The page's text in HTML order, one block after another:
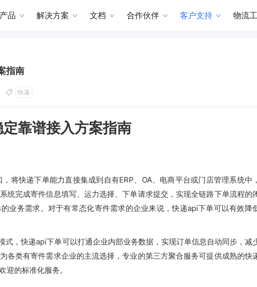
产品 解决方案 文档 合作伙伴 客户支持 物流
指南
快递
靠谱接入方案指南
将快递下单能力直接集成到自有ERP、OA、电商平台或门店管理系统中
统完成寄件信息填写、运力选择、下单请求提交，实现全链路下单流程的
业务需求。对于有常态化寄件需求的企业来说，快递api下单可以有效降
式，快递api下单可以打通企业内部业务数据，实现订单信息自动同步，减
各类有寄件需求企业的主流选择，专业的第三方聚合服务可提供成熟的快
的标准化服务。